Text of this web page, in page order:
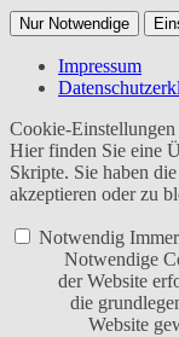
Nur Notwendige
Impressum
Cookie-Einstellungen
Hier finden Sie eine
Skripte. Sie haben
akzeptieren oder zu
Notwendig
Notwendige
der Website
die
Website